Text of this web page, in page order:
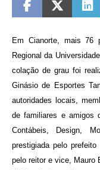
Em Cianorte, mais 76
Regional da
colação de grau foi
Ginásio de Esportes
autoridades locais,
de familiares e amigos
Contábeis, Design,
prestigiada pelo
pelo reitor e vice, Mauro